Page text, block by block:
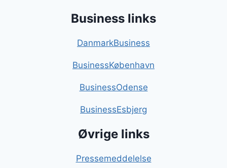
Business links
DanmarkBusiness
BusinessKøbenhavn
BusinessOdense
BusinessEsbjerg
Øvrige links
Pressemeddelelse